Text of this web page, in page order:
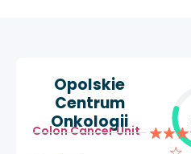
Opolskie
Centrum
Onkologii
Colon Cancer Unit